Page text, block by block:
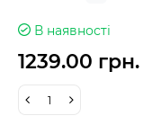
В наявності
1239.00 грн.